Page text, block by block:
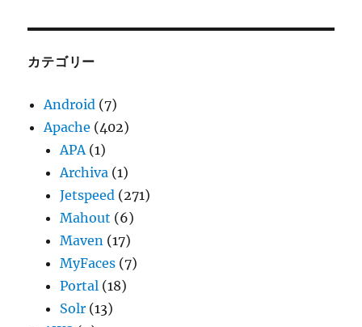
ブ
カテゴリー
Android (7)
Apache (402)
APA(1)
Archiva (1)
Jetspeed (271)
Mahout (6)
Maven (17)
MyFaces (7)
Portal (18)
Solr (13)